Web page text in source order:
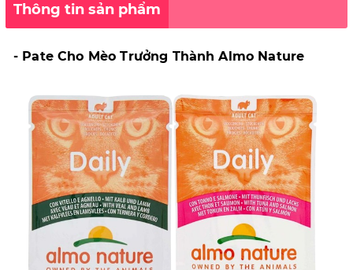
Thông tin sản phẩm
- Pate Cho Mèo Trưởng Thành Almo Nature